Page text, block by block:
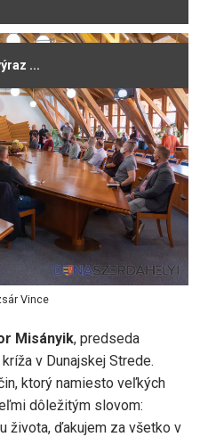
Vince
Misányik, predseda
v Dunajskej Strede.
ktorý namiesto veľkých
dôležitým slovom:
života, ďakujem za všetko v